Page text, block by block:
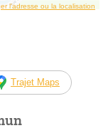
l’adresse ou la localisation
Trajet Maps